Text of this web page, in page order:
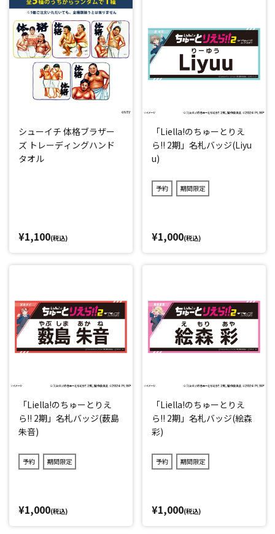
シューイチ 体格ブラザー
ズ トレーディングハンド
タオル
¥1,100(税込)
「Liella!のちゅーとりえ
ら!! 2期」名札バッジ(Liyu
u)
予約 期間限定
¥1,000(税込)
「Liella!のちゅーとりえ
ら!! 2期」名札バッジ(薮島
朱音)
予約 期間限定
¥1,000(税込)
「Liella!のちゅーとりえ
ら!! 2期」名札バッジ(絵森
彩)
予約 期間限定
¥1,000(税込)